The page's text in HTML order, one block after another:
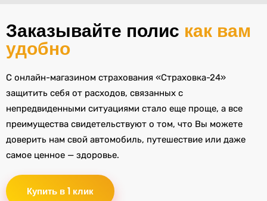
Заказывайте полис как вам
удобно
С онлайн-магазином страхования «Страховка-24»
защитить себя от расходов, связанных с
непредвиденными ситуациями стало еще проще, а все
преимущества свидетельствуют о том, что Вы можете
доверить нам свой автомобиль, путешествие или даже
самое ценное — здоровье.
Купить в 1 клик